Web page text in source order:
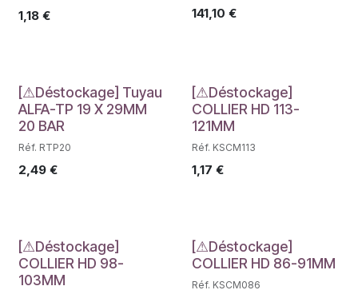
1,18 € 141,10 €
Déstockage
[⚠Déstockage] Tuyau
ALFA-TP 19 X 29MM
20 BAR
Réf. RTP20
2,49 €
Déstockage
[⚠Déstockage]
COLLIER HD 113-
121MM
Réf. KSCM113
1,17 €
Déstockage
[⚠Déstockage]
COLLIER HD 98-
103MM
Déstockage
[⚠Déstockage]
COLLIER HD 86-91MM
Réf. KSCM086